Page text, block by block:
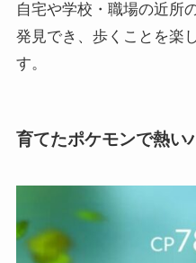
自宅や学校・職場の近所
発見でき、歩くことを楽
す。
育てたポケモンで熱い